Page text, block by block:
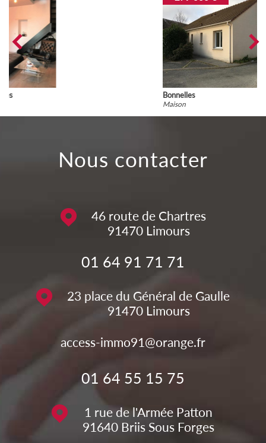
nous contacter
46 route de Chartres
91470 Limours
01 64 91 71 71
23 place du Général de Gaulle
91470 Limours
access-immo91@orange.fr
01 64 55 15 75
1 rue de l'Armée Patton
91640 Briis Sous Forges